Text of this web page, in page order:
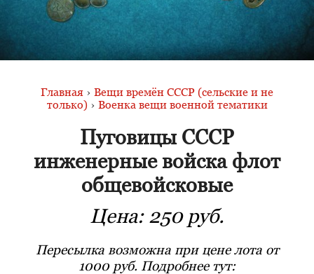
Главная › Вещи времён СССР (сельские и не
только) › Военка вещи военной тематики
Пуговицы СССР
инженерные войска флот
общевойсковые
Цена: 250 руб.
Пересылка возможна при цене лота от
1000 руб. Подробнее тут: